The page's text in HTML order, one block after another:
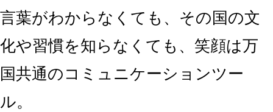
言葉がわからなくても、その国の文
化や習慣を知らなくても、笑顔は万
国共通のコミュニケーションツー
ル。